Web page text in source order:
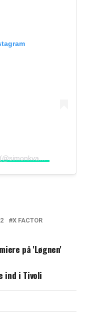
X FACTOR
på 'Løgnen'
ind i Tivoli